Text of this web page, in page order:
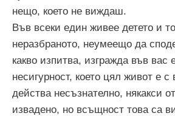
нещо, което не виждаш.
Във всеки един живее детето и
неразбраното, неумеещо да
какво изпитва, изгражда във вас
несигурност, което цял живот е
действа несъзнателно, някакси
извадено, но всъщност това са